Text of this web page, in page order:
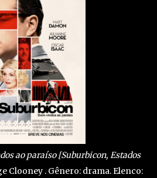
ao paraíso [Suburbicon, Estados
Clooney . Gênero: drama. Elenco: